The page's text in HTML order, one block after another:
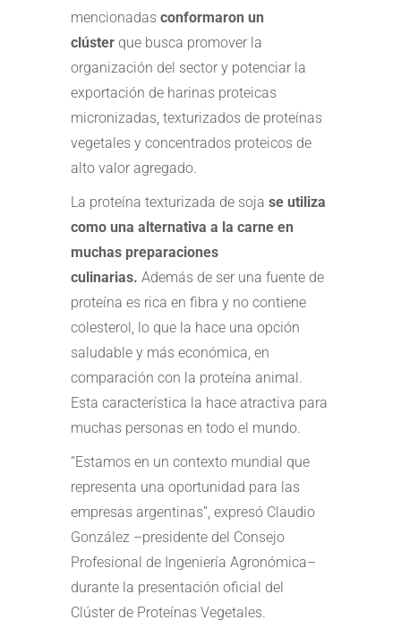
mencionadas conformaron un
clúster que busca promover la
organización del sector y potenciar la
exportación de harinas proteicas
micronizadas, texturizados de proteínas
vegetales y concentrados proteicos de
alto valor agregado.
La proteína texturizada de soja se utiliza
como una alternativa a la carne en
muchas preparaciones
culinarias. Además de ser una fuente de
proteína es rica en fibra y no contiene
colesterol, lo que la hace una opción
saludable y más económica, en
comparación con la proteína animal.
Esta característica la hace atractiva para
muchas personas en todo el mundo.
“Estamos en un contexto mundial que
representa una oportunidad para las
empresas argentinas”, expresó Claudio
González –presidente del Consejo
Profesional de Ingeniería Agronómica–
durante la presentación oficial del
Clúster de Proteínas Vegetales.